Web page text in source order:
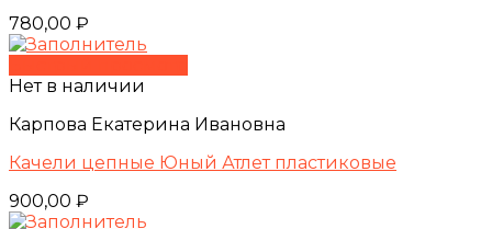
780,00 ₽
Нет в наличии
Карпова Екатерина Ивановна
Качели цепные Юный Атлет пластиковые
900,00 ₽